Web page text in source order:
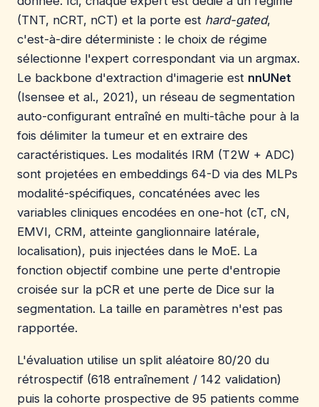
(TNT, nCRT, nCT) et la porte est hard-gated,
c'est-à-dire déterministe : le choix de régime
sélectionne l'expert correspondant via un argmax.
Le backbone d'extraction d'imagerie est nnUNet
(Isensee et al., 2021), un réseau de segmentation
auto-configurant entraîné en multi-tâche pour à la
fois délimiter la tumeur et en extraire des
caractéristiques. Les modalités IRM (T2W + ADC)
sont projetées en embeddings 64-D via des MLPs
modalité-spécifiques, concaténées avec les
variables cliniques encodées en one-hot (cT, cN,
EMVI, CRM, atteinte ganglionnaire latérale,
localisation), puis injectées dans le MoE. La
fonction objectif combine une perte d'entropie
croisée sur la pCR et une perte de Dice sur la
segmentation. La taille en paramètres n'est pas
rapportée.
L'évaluation utilise un split aléatoire 80/20 du
rétrospectif (618 entraînement / 142 validation)
puis la cohorte prospective de 95 patients comme